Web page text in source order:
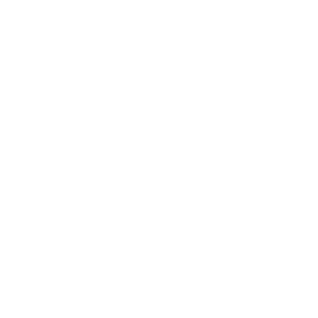
de Varanda Pequena
de Varanda Santo André
de Varanda São Bernardo do Campo
de Area com Vidro Temperado
de Terraço com Vidro Temperado
de Varanda com Cortina de Vidro
de Varanda com Vidro